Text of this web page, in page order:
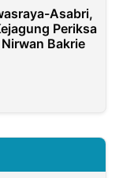
Asabri,
Periksa
Bakrie